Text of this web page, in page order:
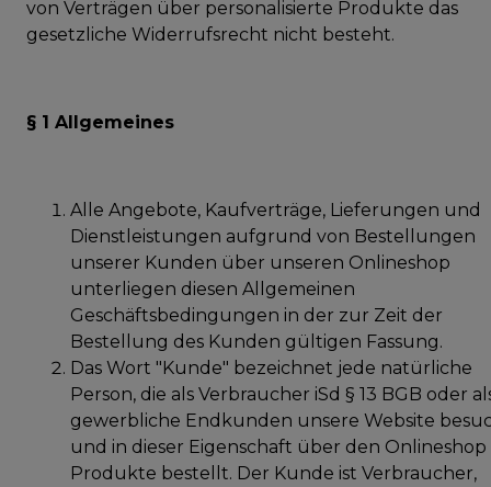
von Verträgen über personalisierte Produkte das
gesetzliche Widerrufsrecht nicht besteht.
§ 1 Allgemeines
Alle Angebote, Kaufverträge, Lieferungen und
Dienstleistungen aufgrund von Bestellungen
unserer Kunden über unseren Onlineshop
unterliegen diesen Allgemeinen
Geschäftsbedingungen in der zur Zeit der
Bestellung des Kunden gültigen Fassung.
Das Wort "Kunde" bezeichnet jede natürliche
Person, die als Verbraucher iSd § 13 BGB oder
gewerbliche Endkunden unsere Website
und in dieser Eigenschaft über den Onlineshop
Produkte bestellt. Der Kunde ist Verbraucher,